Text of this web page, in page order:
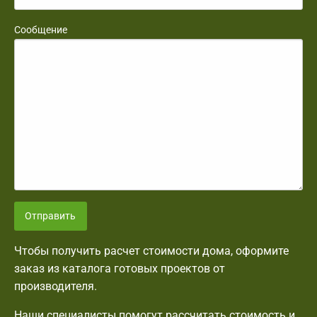
Сообщение
Отправить
Чтобы получить расчет стоимости дома, оформите
заказ из каталога готовых проектов от
производителя.